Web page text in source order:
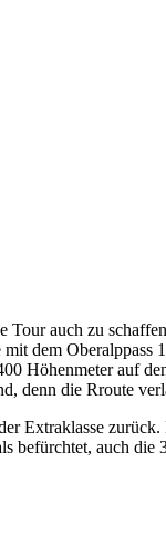
Tour auch zu
dem
Höhenmeter auf
denn die Rroute
Extraklasse
befürchtet, auch